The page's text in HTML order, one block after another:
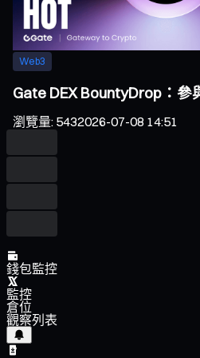
Web3
Gate DEX BountyDrop：參
瀏覽量: 5432026-07-08 14:51
錢包監控
監控
倉位
觀察列表